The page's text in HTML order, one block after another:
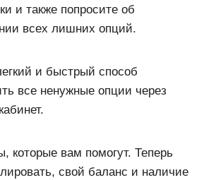
и также попросите об
всех лишних опций.
и быстрый способ
все ненужные опции через
которые вам помогут. Теперь
свой баланс и наличие